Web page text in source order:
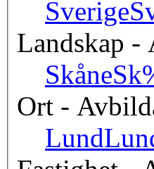
Sverige
Landskap -
Skåne
Ort -
Lund